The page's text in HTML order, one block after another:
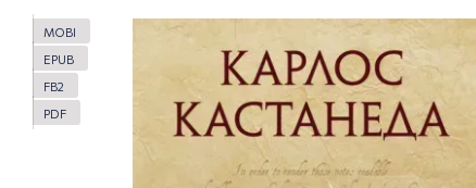
MOBI
EPUB
FB2
PDF